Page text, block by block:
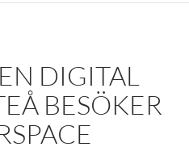
DIGITAL
BESÖKER